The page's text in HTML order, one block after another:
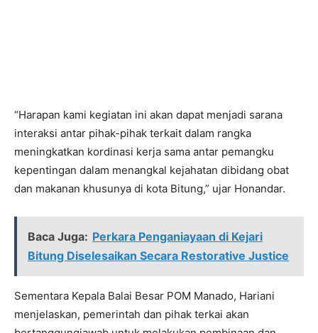
“Harapan kami kegiatan ini akan dapat menjadi sarana
interaksi antar pihak-pihak terkait dalam rangka
meningkatkan kordinasi kerja sama antar pemangku
kepentingan dalam menangkal kejahatan dibidang obat
dan makanan khusunya di kota Bitung,” ujar Honandar.
Baca Juga: Perkara Penganiayaan di Kejari
Bitung Diselesaikan Secara Restorative Justice
Sementara Kepala Balai Besar POM Manado, Hariani
menjelaskan, pemerintah dan pihak terkai akan